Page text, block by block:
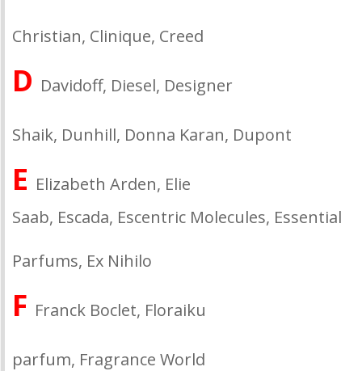
Christian, Clinique, Creed
D Davidoff, Diesel, Designer
Shaik, Dunhill, Donna Karan, Dupont
E Elizabeth Arden, Elie
Saab, Escada, Escentric Molecules, Essential
Parfums, Ex Nihilo
F Franck Boclet, Floraiku
parfum, Fragrance World